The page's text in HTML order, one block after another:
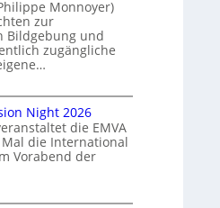
Monnoyer)
zur
Bildgebung und
zugängliche
Night 2026
die EMVA
die International
Vorabend der